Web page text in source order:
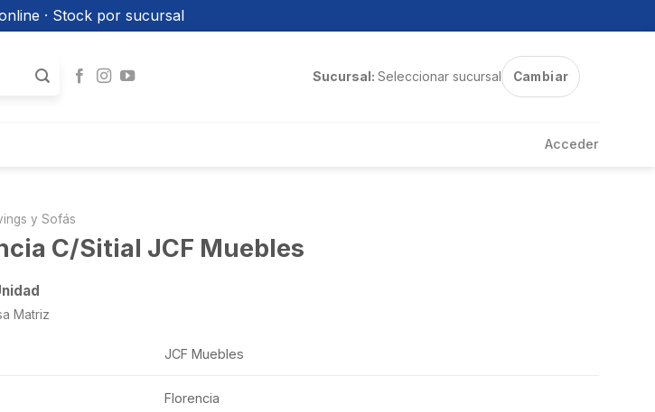
· Stock por sucursal
Sucursal: Seleccionar sucursal Cambiar
Acceder
y Sofás
C/Sitial JCF Muebles
Matriz
JCF Muebles
Florencia